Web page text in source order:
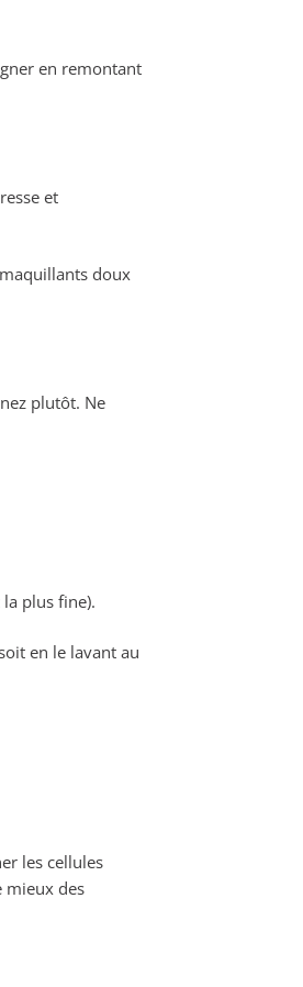
en remontant
et
doux
plutôt. Ne
plus fine).
en le lavant au
les cellules
mieux des